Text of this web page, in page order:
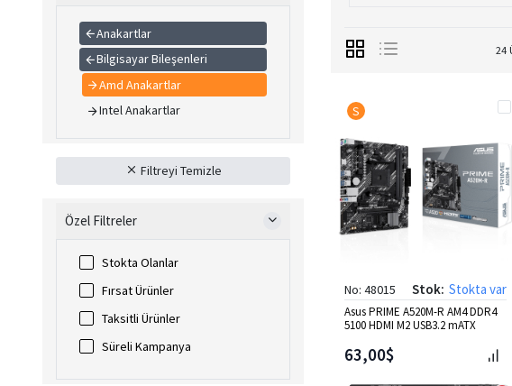
Anakartlar
Bilgisayar Bileşenleri
Amd Anakartlar
Intel Anakartlar
Filtreyi Temizle
Özel Filtreler
Stokta Olanlar
Fırsat Ürünler
Taksitli Ürünler
Süreli Kampanya
S
No: 48015 Stok: Stokta var
Asus PRIME A520M-R AM4 DDR4
5100 HDMI M2 USB3.2 mATX
63,00$